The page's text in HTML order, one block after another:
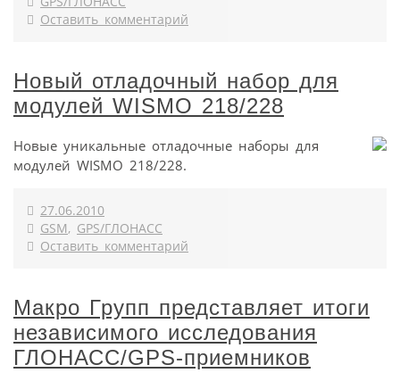
Оставить комментарий
Новый отладочный набор для
модулей WISMO 218/228
Новые уникальные отладочные наборы для
модулей WISMO 218/228.
27.06.2010
GSM, GPS/ГЛОНАСС
Оставить комментарий
Макро Групп представляет итоги
независимого исследования
ГЛОНАСС/GPS-приемников